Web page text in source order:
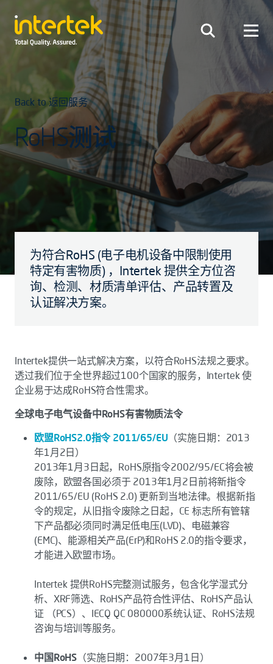
Back to 返回服务
RoHS测试
为符合RoHS (电子电机设备中限制使用
特定有害物质) ，Intertek 提供全方位咨
询、检测、材质清单评估、产品转置及
认证解决方案。
Intertek提供一站式解决方案，以符合RoHS法规之要求。
透过我们位于全世界超过100个国家的服务，Intertek 使
企业易于达成RoHS符合性需求。
全球电子电气设备中RoHS有害物质法令
欧盟RoHS2.0指令 2011/65/EU （实施日期： 2013
年1月2日 ）
2013年1月3日起，RoHS原指令2002/95/EC将会被
废除，欧盟各国必须于 2013年1月2日前将新指令
2011/65/EU (RoHS 2.0) 更新到当地法律。根据新指
令的规定，从旧指令废除之日起，CE 标志所有管辖
下产品都必须同时满足低电压(LVD)、电磁兼容
(EMC)、能源相关产品(ErP)和RoHS 2.0的指令要求，
才能进入欧盟市场。
Intertek 提供RoHS完整测试服务，包含化学湿式分
析、XRF筛选、RoHS产品符合性评估、RoHS产品认
证 （PCS）、IECQ QC 080000系统认证、RoHS法规
咨询与培训等服务。
中国RoHS （实施日期：2007年3月1日）